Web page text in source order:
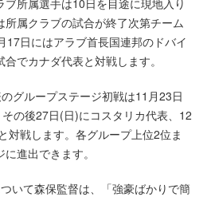
所属クラブの試合が終了次第チーム
17日にはアラブ首長国連邦のドバイ
でカナダ代表と対戦します。
グループステージ初戦は11月23日
の後27日(日)にコスタリカ代表、12
対戦します。各グループ上位2位ま
進出できます。
いて森保監督は、「強豪ばかりで簡